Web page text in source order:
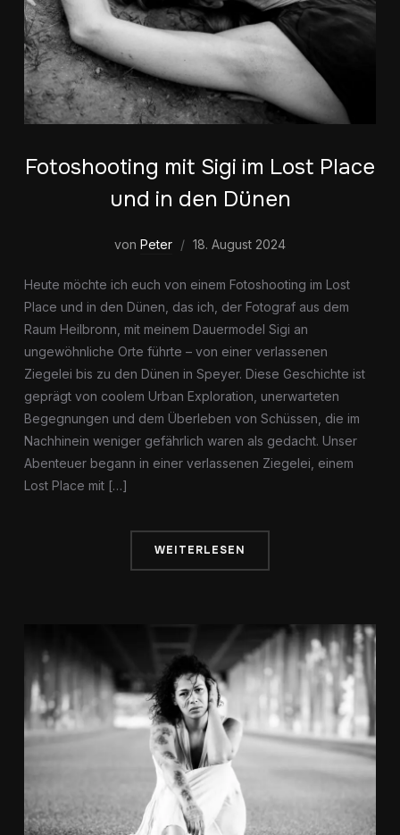
Fotoshooting mit Sigi im Lost Place
und in den Dünen
von Peter 18. August 2024
Heute möchte ich euch von einem Fotoshooting im Lost
Place und in den Dünen, das ich, der Fotograf aus dem
Raum Heilbronn, mit meinem Dauermodel Sigi an
ungewöhnliche Orte führte – von einer verlassenen
Ziegelei bis zu den Dünen in Speyer. Diese Geschichte ist
geprägt von coolem Urban Exploration, unerwarteten
Begegnungen und dem Überleben von Schüssen, die im
Nachhinein weniger gefährlich waren als gedacht. Unser
Abenteuer begann in einer verlassenen Ziegelei, einem
Lost Place mit […]
WEITERLESEN